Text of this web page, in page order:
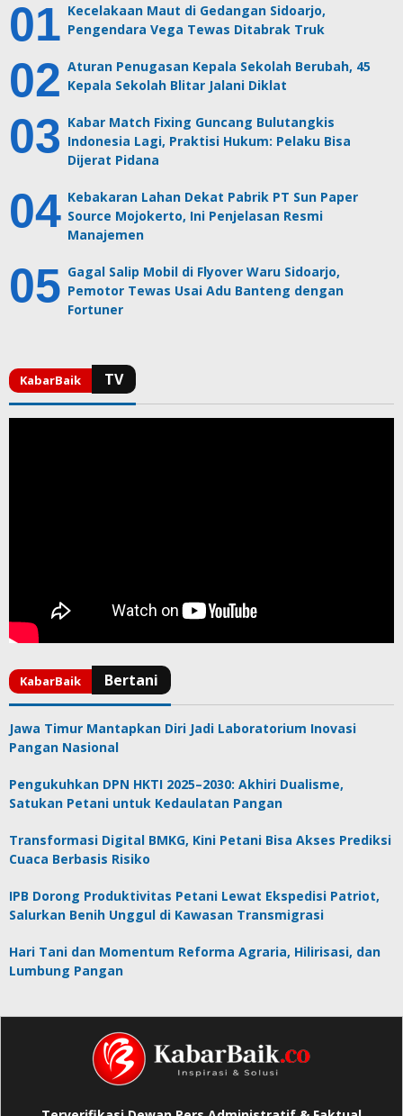
Kecelakaan Maut di Gedangan Sidoarjo,
Pengendara Vega Tewas Ditabrak Truk
Aturan Penugasan Kepala Sekolah Berubah, 45
Kepala Sekolah Blitar Jalani Diklat
Kabar Match Fixing Guncang Bulutangkis
Indonesia Lagi, Praktisi Hukum: Pelaku Bisa
Dijerat Pidana
Kebakaran Lahan Dekat Pabrik PT Sun Paper
Source Mojokerto, Ini Penjelasan Resmi
Manajemen
Gagal Salip Mobil di Flyover Waru Sidoarjo,
Pemotor Tewas Usai Adu Banteng dengan
Fortuner
Jawa Timur Mantapkan Diri Jadi Laboratorium Inovasi
Pangan Nasional
Pengukuhkan DPN HKTI 2025–2030: Akhiri Dualisme,
Satukan Petani untuk Kedaulatan Pangan
Transformasi Digital BMKG, Kini Petani Bisa Akses Prediksi
Cuaca Berbasis Risiko
IPB Dorong Produktivitas Petani Lewat Ekspedisi Patriot,
Salurkan Benih Unggul di Kawasan Transmigrasi
Hari Tani dan Momentum Reforma Agraria, Hilirisasi, dan
Lumbung Pangan